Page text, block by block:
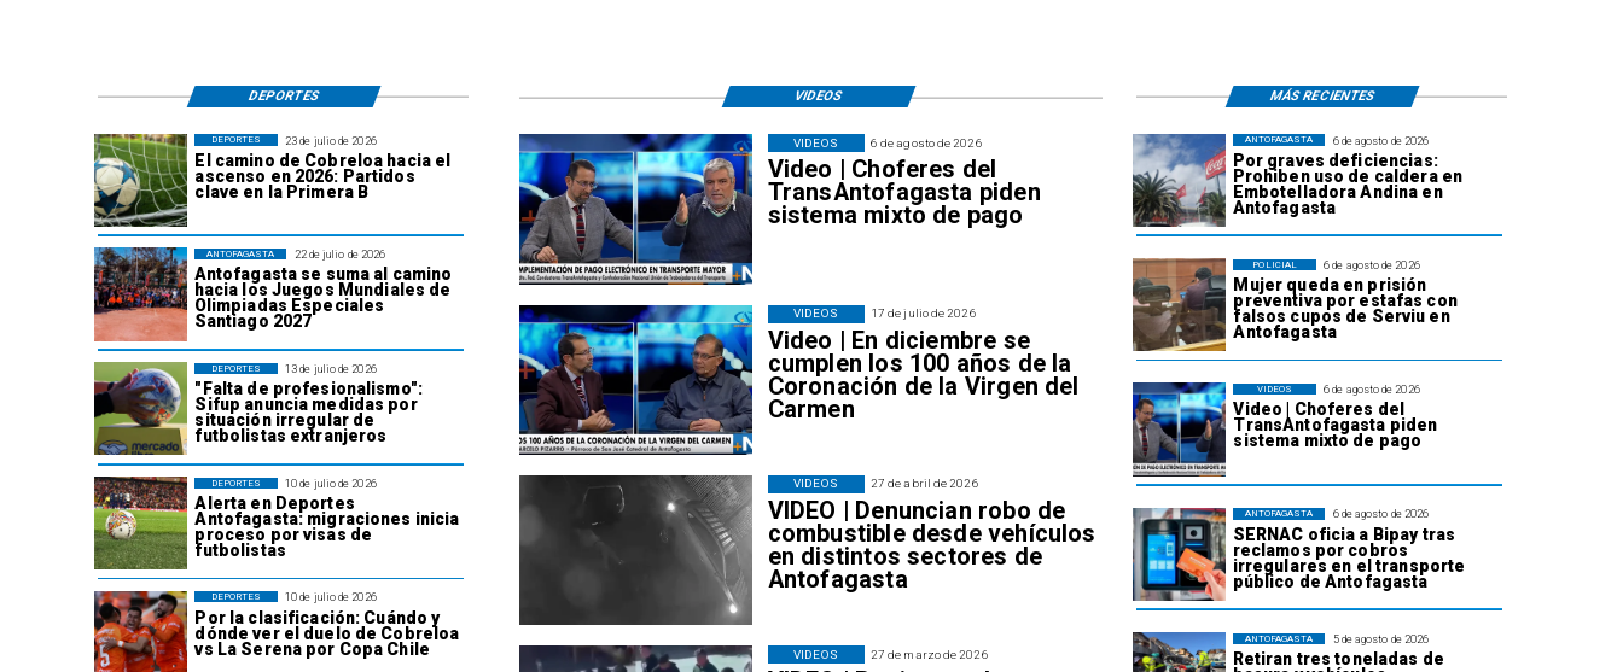
6 de agosto de 2026
Por graves deficiencias:
Prohiben uso de caldera en
Embotelladora Andina en
Antofagasta
ANTOFAGASTA
6 de agosto de 2026
Mujer queda en prisión
preventiva por estafas con
falsos cupos de Serviu en
Antofagasta
POLICIAL
6 de agosto de 2026
Video | Choferes del
TransAntofagasta piden
sistema mixto de pago
VIDEOS
6 de agosto de 2026
SERNAC oficia a Bipay tras
reclamos por cobros
irregulares en el transporte
público de Antofagasta
ANTOFAGASTA
5 de agosto de 2026
Retiran tres toneladas de
ANTOFAGASTA
23 de julio de 2026
El camino de Cobreloa hacia el
ascenso en 2026: Partidos
clave en la Primera B
DEPORTES
22 de julio de 2026
Antofagasta se suma al camino
hacia los Juegos Mundiales de
Olimpiadas Especiales
Santiago 2027
ANTOFAGASTA
13 de julio de 2026
"Falta de profesionalismo":
Sifup anuncia medidas por
situación irregular de
futbolistas extranjeros
DEPORTES
10 de julio de 2026
Alerta en Deportes
Antofagasta: migraciones inicia
proceso por visas de
futbolistas
DEPORTES
10 de julio de 2026
Por la clasificación: Cuándo y
dónde ver el duelo de Cobreloa
vs La Serena por Copa Chile
DEPORTES
6 de agosto de 2026
Video | Choferes del
TransAntofagasta piden
sistema mixto de pago
VIDEOS
17 de julio de 2026
Video | En diciembre se
cumplen los 100 años de la
Coronación de la Virgen del
Carmen
VIDEOS
27 de abril de 2026
VIDEO | Denuncian robo de
combustible desde vehículos
en distintos sectores de
Antofagasta
VIDEOS
27 de marzo de 2026
VIDEOS
VIDEOS
DEPORTES MÁS RECIENTES